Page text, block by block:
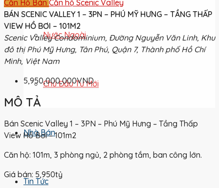
Nước Ngoài
Chủ Đầu Tư Mới
Nhà Bán
Tin Tức
Căn Hộ Bán Căn hộ Scenic Valley
BÁN SCENIC VALLEY 1 – 3PN – PHÚ MỸ HƯNG – TẦNG THẤP
VIEW HỒ BƠI – 101M2
Scenic Valley Condominium, Đường Nguyễn Văn Linh, Khu
đô thị Phú Mỹ Hưng, Tân Phú, Quận 7, Thành phố Hồ Chí
Minh, Việt Nam
5,950,000,000VND
MÔ TẢ
Bán Scenic Valley 1 – 3PN – Phú Mỹ Hưng – Tầng Thấp
View Hồ Bơi – 101m2
Căn hộ: 101m, 3 phòng ngủ, 2 phòng tắm, ban công lớn.
Giá bán: 5,950tỷ